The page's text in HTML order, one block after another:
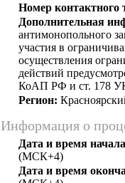
Номер контактного
Дополнительная
антимонопольного
участия в
осуществления
действий
КоАП РФ и ст. 178
Регион:
Информация о
Дата и время
(МСК+4)
Дата и время